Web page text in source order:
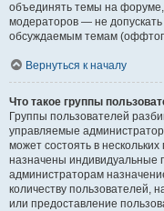
объединять темы на
модераторов — не
обсуждаемым темам
Вернуться к началу
Что такое группы
Группы пользователей
управляемые
может состоять в
назначены индивидуальные
администраторам
количеству пользователей,
или предоставление